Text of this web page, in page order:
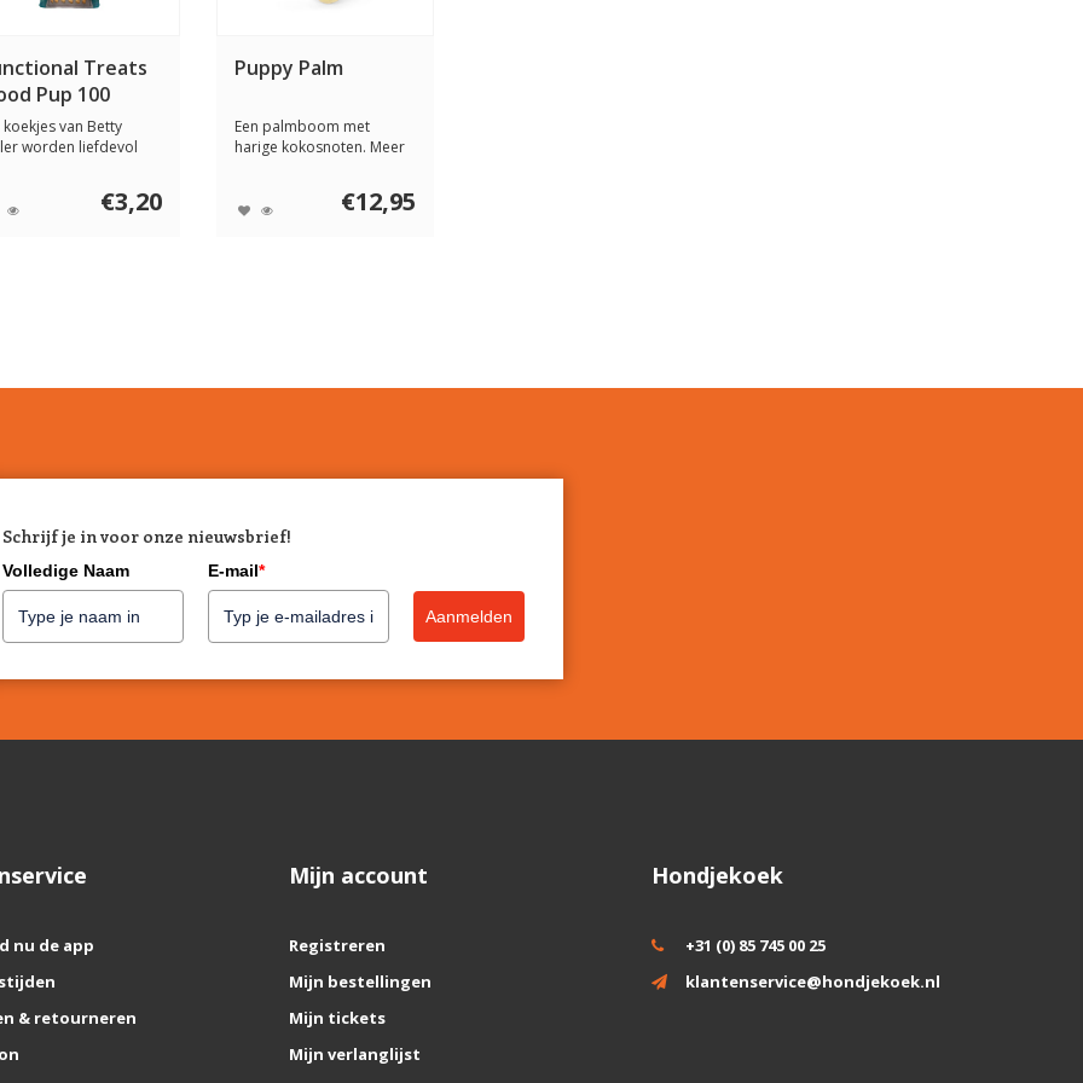
Treats
Pup 100
koekjes van Betty
worden liefdevol
€3,20
Puppy Palm
Een palmboom met
harige kokosnoten. Meer
€12,95
Schrijf je in voor onze nieuwsbrief!
Volledige Naam E-mail*
Aanmelden
nu de app
& retourneren
Mijn account
Registreren
Mijn bestellingen
Mijn tickets
Mijn verlanglijst
Hondjekoek
+31 (0) 85 745 00 25
klantenservice@hondjekoek.nl